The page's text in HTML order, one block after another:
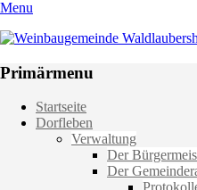
Menu
Weinbaugemeinde
Primärmenu
Weiter
zum
Startseite
Dorfleben
Verwaltung
Der
Der